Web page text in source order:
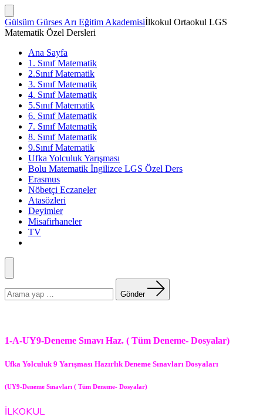
İçeriğe
atla
Arama
Çubuğunu
Göster/Gizle
Gülsüm Gürses Arı Eğitim Akademisiİlkokul Ortaokul LGS
Matematik Özel Dersleri
Ana Sayfa
1. Sınıf Matematik
2.Sınıf Matematik
3. Sınıf Matematik
4. Sınıf Matematik
5.Sınıf Matematik
6. Sınıf Matematik
7. Sınıf Matematik
8. Sınıf Matematik
9.Sınıf Matematik
Ufka Yolculuk Yarışması
Bolu Matematik İngilizce LGS Özel Ders
Erasmus
Nöbetçi Eczaneler
Atasözleri
Deyimler
Misafirhaneler
TV
Menü
yapın:
Gönder
1-A-UY9-Deneme Sınavı Haz. ( Tüm Deneme- Dosyalar)
Ufka Yolculuk 9 Yarışması Hazırlık Deneme Sınavları Dosyaları
(UY9-Deneme Sınavları ( Tüm Deneme- Dosyalar)
İLKOKUL